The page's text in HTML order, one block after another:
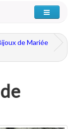
de Mariée